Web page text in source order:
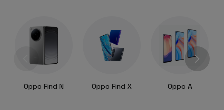
Oppo Find N Oppo Find X Oppo A